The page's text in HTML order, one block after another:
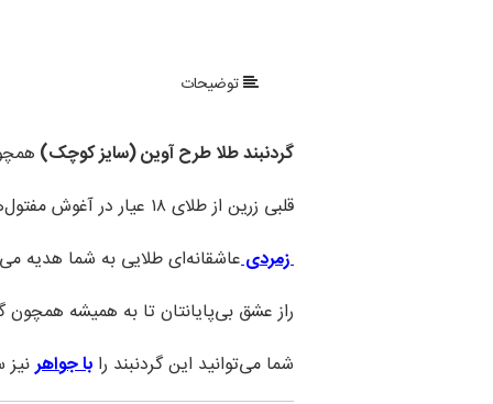
توضیحات
گردنبند طلا طرح آوین (سایز کوچک)
قلبی زرین از طلای ۱۸ عیار در آغوش مفتول‌های پیچ در پیچ طلایی بر گردنتان می‌آویزد.
زمردیعاشقانه‌ای طلایی به شما هدیه
راز عشق بی‌پایانتان تا به همیشه
شما می‌توانید این گردنبند را با جواهرنیز